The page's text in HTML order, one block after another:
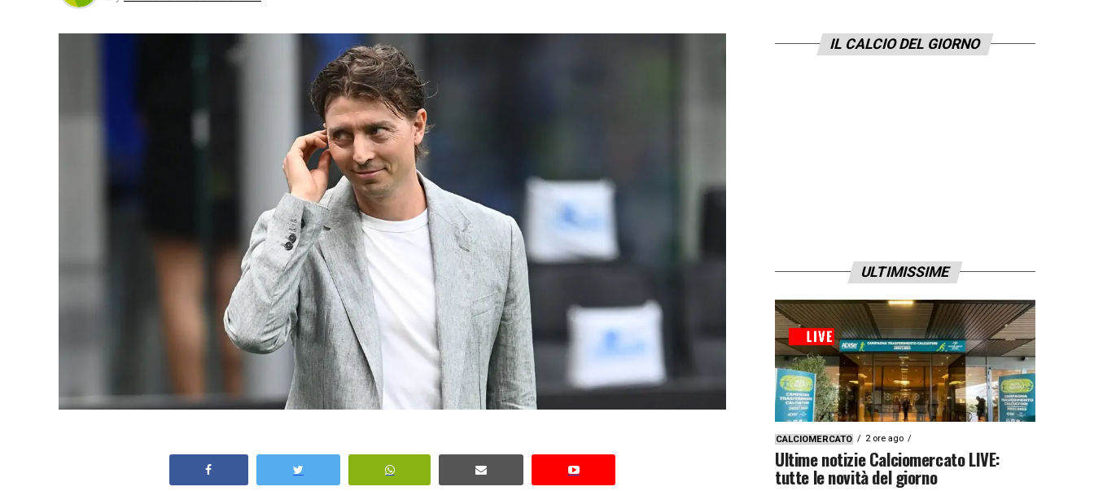
IL CALCIO DEL GIORNO
ULTIMISSIME
CALCIOMERCATO 2 ore ago
Ultime notizie Calciomercato LIVE:
tutte le novità del giorno